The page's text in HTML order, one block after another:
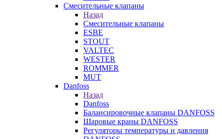
Смесительные клапаны
Назад
Смесительные клапаны
ESBE
STOUT
VALTEC
WESTER
ROMMER
MUT
Danfoss
Назад
Danfoss
Балансировочные клапаны DANFOSS
Шаровые краны DANFOSS
Регуляторы температуры и давления